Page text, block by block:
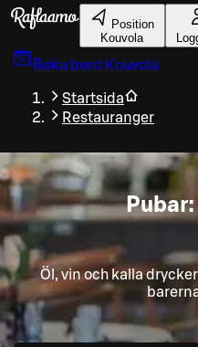
Gå till huvudinnehållet
Position
Kouvola
Boka bord Kouvola
Startsida
Restauranger
Öl, vin och kalla